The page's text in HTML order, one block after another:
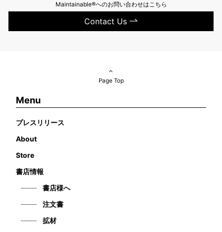
Maintainable®へのお問い合わせはこちら
Contact Us
Page Top
Menu
プレスリリース
About
Store
書店情報
書店様へ
注文書
拡材